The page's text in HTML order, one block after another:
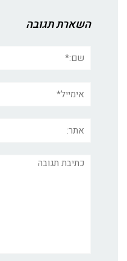
השארת תגובה
תגובה